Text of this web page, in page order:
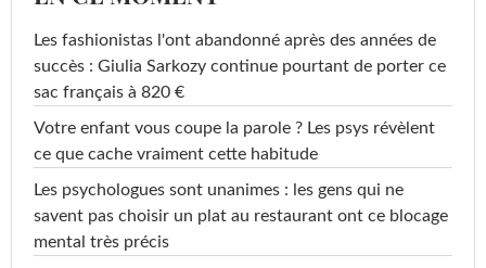
Les fashionistas l'ont abandonné après des années de
succès : Giulia Sarkozy continue pourtant de porter ce
sac français à 820 €
Votre enfant vous coupe la parole ? Les psys révèlent
ce que cache vraiment cette habitude
Les psychologues sont unanimes : les gens qui ne
savent pas choisir un plat au restaurant ont ce blocage
mental très précis